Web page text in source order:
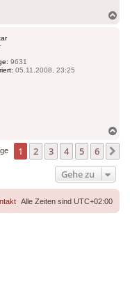
9631
05.11.2008, 23:25
1 2 3 4 5 6
Gehe zu
Alle Zeiten sind UTC+02:00